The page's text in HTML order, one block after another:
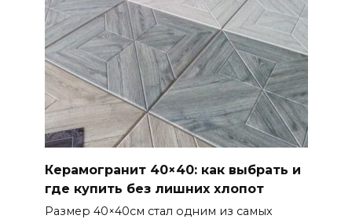
Керамогранит 40×40: как выбрать и
где купить без лишних хлопот
Размер 40×40см стал одним из самых